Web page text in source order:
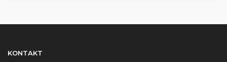
KONTAKT